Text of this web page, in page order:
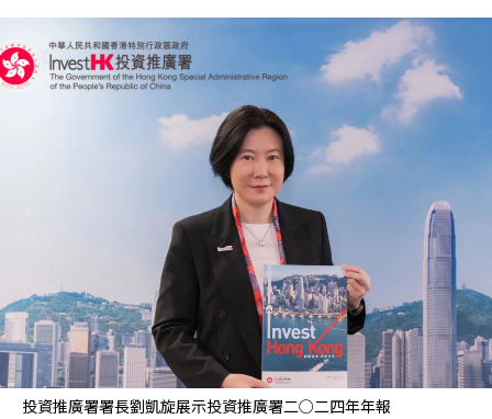
投資推廣署署長劉凱旋展示投資推廣署二○二四年年報